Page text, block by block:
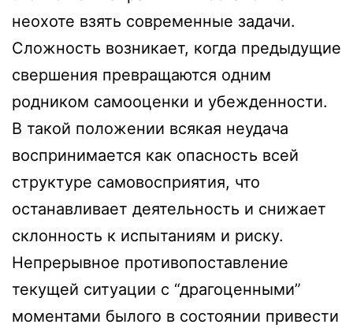
неохоте взять современные задачи.
Сложность возникает, когда предыдущие
свершения превращаются одним
родником самооценки и убежденности.
В такой положении всякая неудача
воспринимается как опасность всей
структуре самовосприятия, что
останавливает деятельность и снижает
склонность к испытаниям и риску.
Непрерывное противопоставление
текущей ситуации с “драгоценными”
моментами былого в состоянии привести